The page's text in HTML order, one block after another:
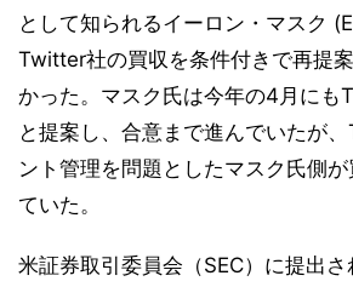
として知られるイーロン・マスク
Twitter社の買収を条件付きで再提
かった。マスク氏は今年の4月にも
と提案し、合意まで進んでいたが
ント管理を問題としたマスク氏側
ていた。
米証券取引委員会（SEC）に提出